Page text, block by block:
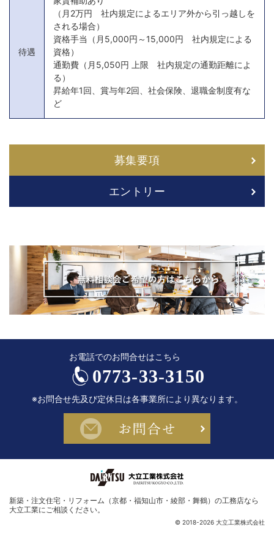
待遇
（月2万円 社内規定によるエリア外から引っ越しを
される場合）
資格手当（月5,000円～15,000円 社内規定による
資格）
通勤費（月5,050円 上限 社内規定の通勤距離によ
る）
昇給年1回、賞与年2回、社会保険、退職金制度有な
ど
募集要項
エントリー
お電話でのお問合せはこちら
0773-33-3150
※お問合せ先及び定休日は各事業所により異なります。
© 2018-2026 大立工業株式会社
新築・注文住宅・リフォーム（京都・福知山市・綾部・舞鶴）の工務店なら
大立工業にご相談ください。